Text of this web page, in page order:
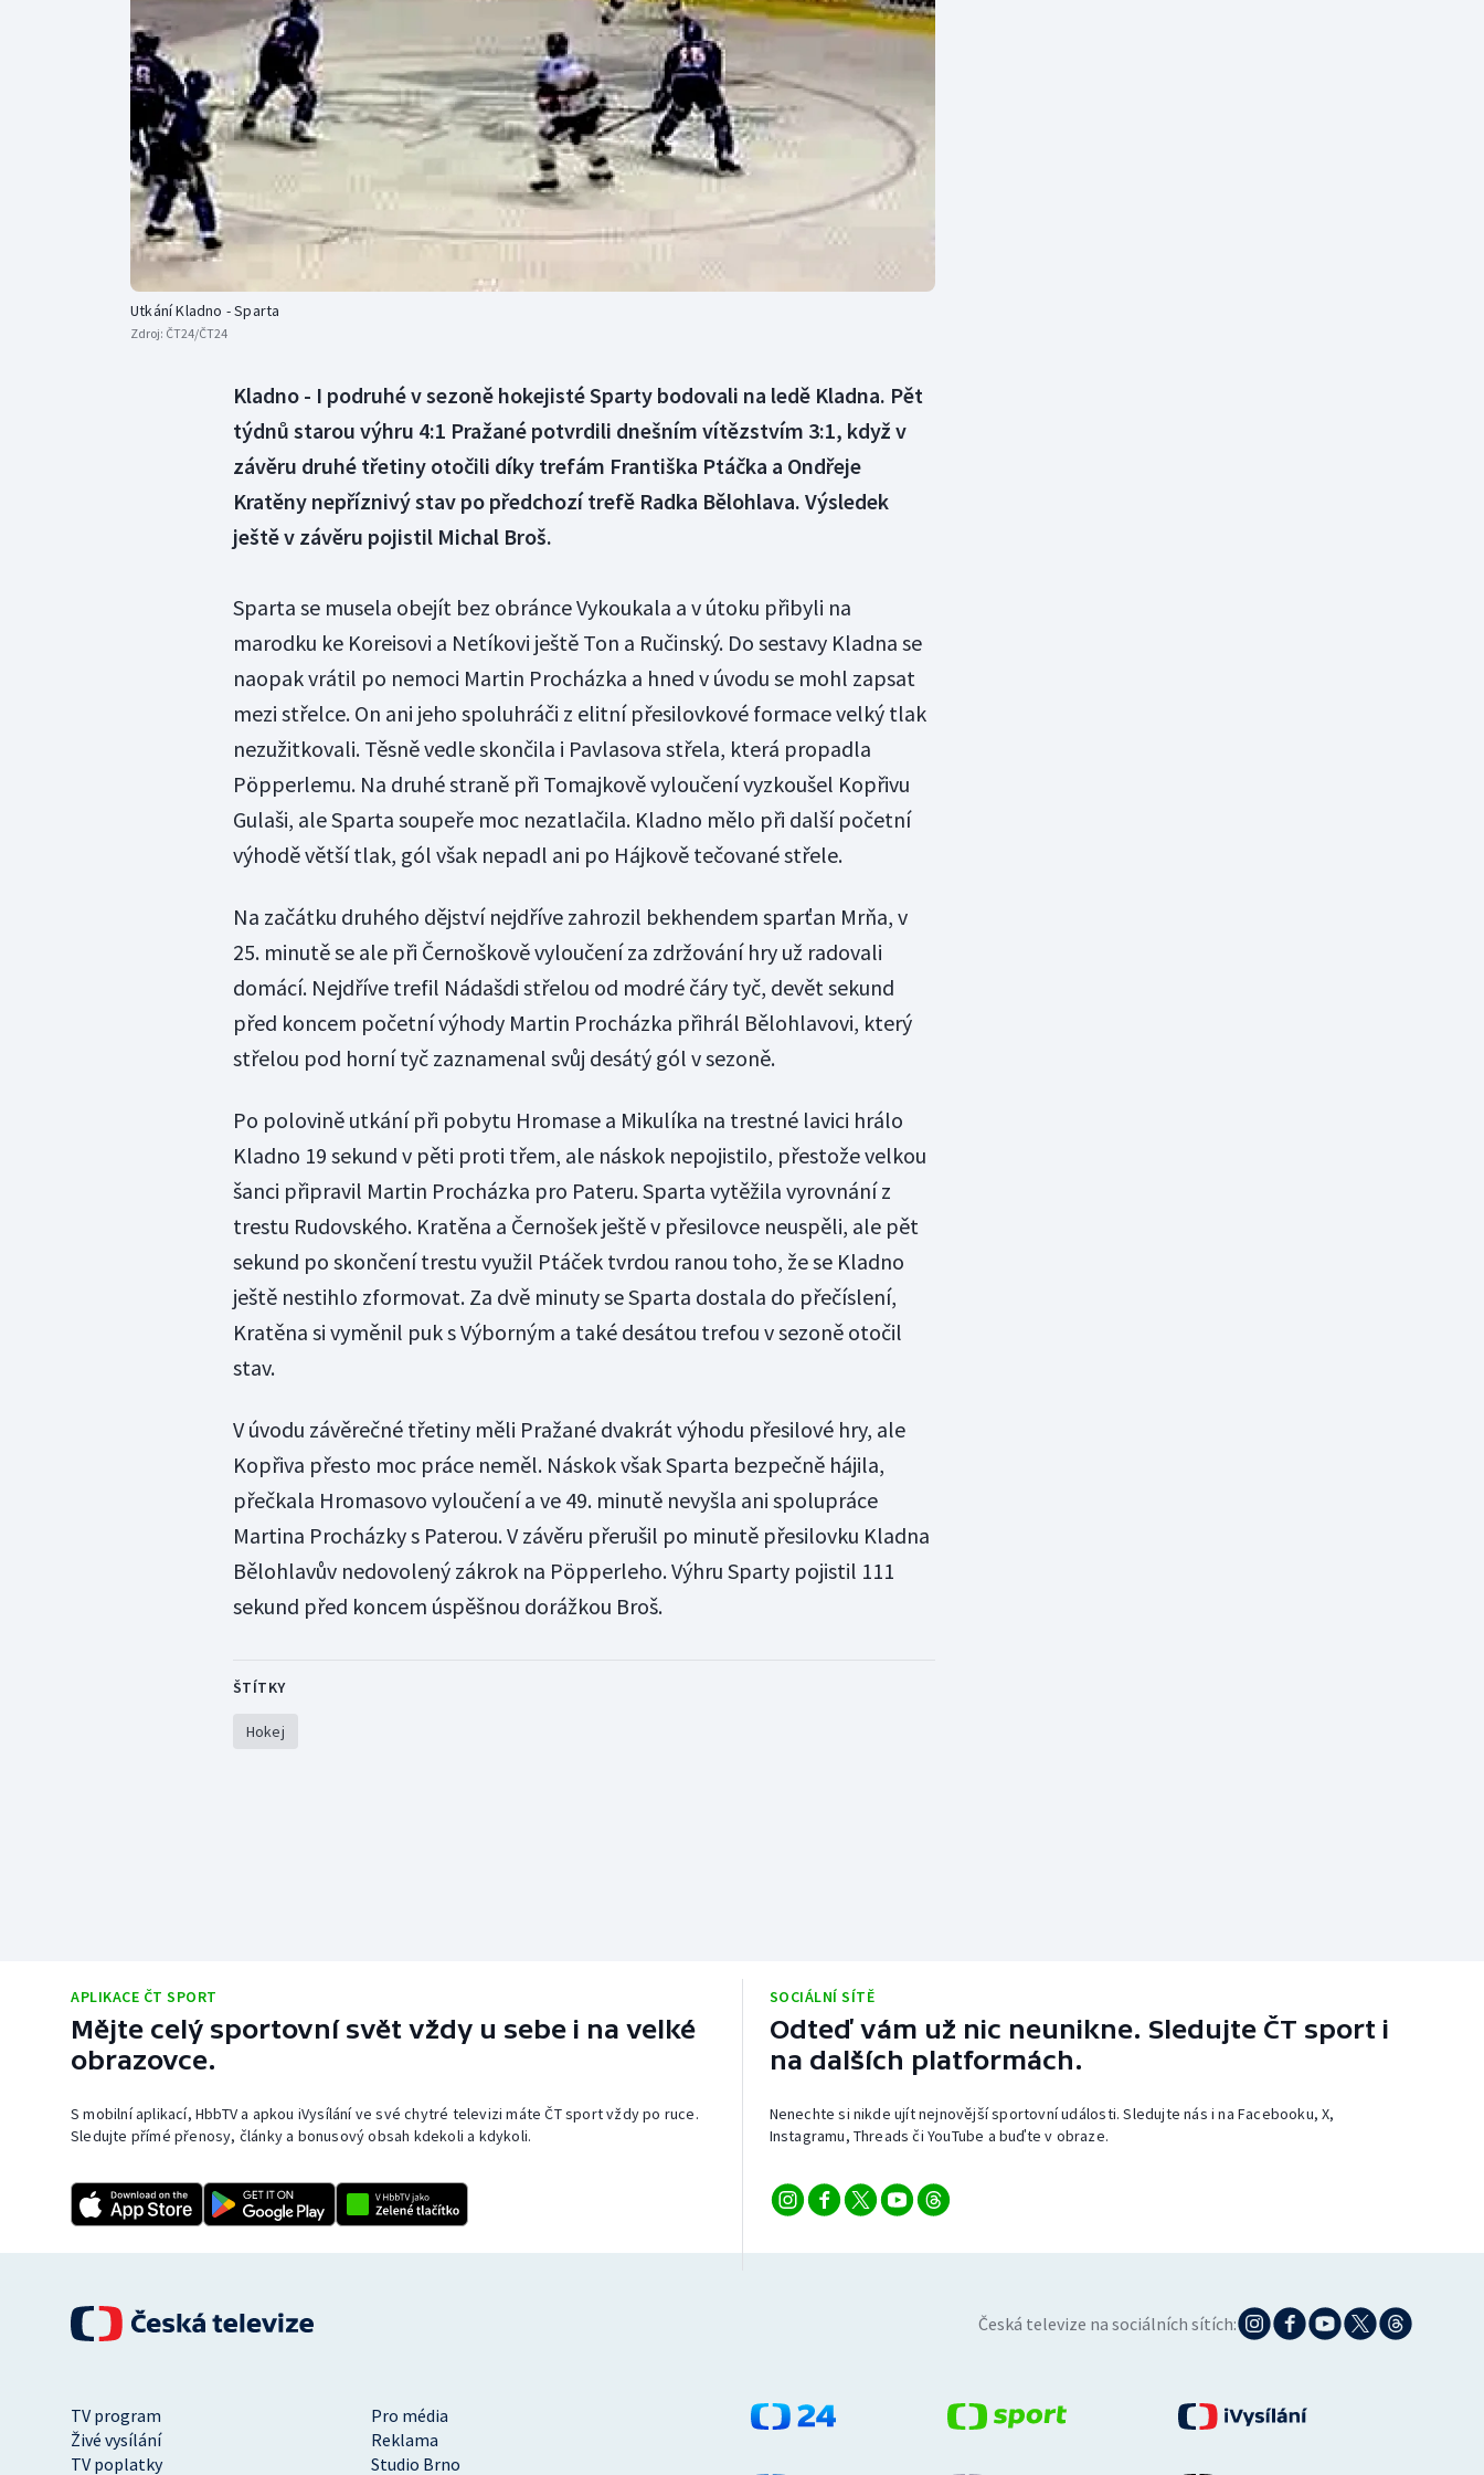
Curling
Dostihy
Florbal
Moderní pětiboj
Motorsport
Olympijské hry
Parasport
Plážový volejbal
Triatlon
Vodní slalom
Ostatní
Utkání Kladno - Sparta
Zdroj: ČT24/ČT24
Kladno - I podruhé v sezoně hokejisté Sparty bodovali na ledě Kladna. Pět
týdnů starou výhru 4:1 Pražané potvrdili dnešním vítězstvím 3:1, když v
závěru druhé třetiny otočili díky trefám Františka Ptáčka a Ondřeje
Kratěny nepříznivý stav po předchozí trefě Radka Bělohlava. Výsledek
ještě v závěru pojistil Michal Broš.
Sparta se musela obejít bez obránce Vykoukala a v útoku přibyli na
marodku ke Koreisovi a Netíkovi ještě Ton a Ručinský. Do sestavy Kladna se
naopak vrátil po nemoci Martin Procházka a hned v úvodu se mohl zapsat
mezi střelce. On ani jeho spoluhráči z elitní přesilovkové formace velký tlak
nezužitkovali. Těsně vedle skončila i Pavlasova střela, která propadla
Pöpperlemu. Na druhé straně při Tomajkově vyloučení vyzkoušel Kopřivu
Gulaši, ale Sparta soupeře moc nezatlačila. Kladno mělo při další početní
výhodě větší tlak, gól však nepadl ani po Hájkově tečované střele.
Na začátku druhého dějství nejdříve zahrozil bekhendem sparťan Mrňa, v
25. minutě se ale při Černoškově vyloučení za zdržování hry už radovali
domácí. Nejdříve trefil Nádašdi střelou od modré čáry tyč, devět sekund
před koncem početní výhody Martin Procházka přihrál Bělohlavovi, který
střelou pod horní tyč zaznamenal svůj desátý gól v sezoně.
Po polovině utkání při pobytu Hromase a Mikulíka na trestné lavici hrálo
Kladno 19 sekund v pěti proti třem, ale náskok nepojistilo, přestože velkou
šanci připravil Martin Procházka pro Pateru. Sparta vytěžila vyrovnání z
trestu Rudovského. Kratěna a Černošek ještě v přesilovce neuspěli, ale pět
sekund po skončení trestu využil Ptáček tvrdou ranou toho, že se Kladno
ještě nestihlo zformovat. Za dvě minuty se Sparta dostala do přečíslení,
Kratěna si vyměnil puk s Výborným a také desátou trefou v sezoně otočil
stav.
V úvodu závěrečné třetiny měli Pražané dvakrát výhodu přesilové hry, ale
Kopřiva přesto moc práce neměl. Náskok však Sparta bezpečně hájila,
přečkala Hromasovo vyloučení a ve 49. minutě nevyšla ani spolupráce
Martina Procházky s Paterou. V závěru přerušil po minutě přesilovku Kladna
Bělohlavův nedovolený zákrok na Pöpperleho. Výhru Sparty pojistil 111
sekund před koncem úspěšnou dorážkou Broš.
ŠTÍTKY
Hokej
APLIKACE ČT SPORT
Mějte celý sportovní svět vždy u sebe i na velké
obrazovce.
S mobilní aplikací, HbbTV a apkou iVysílání ve své chytré televizi máte ČT sport vždy po ruce.
Sledujte přímé přenosy, články a bonusový obsah kdekoli a kdykoli.
SOCIÁLNÍ SÍTĚ
Odteď vám už nic neunikne. Sledujte ČT sport i
na dalších platformách.
Nenechte si nikde ujít nejnovější sportovní události. Sledujte nás i na Facebooku, X,
Instagramu, Threads či YouTube a buďte v obraze.
Česká televize na sociálních sítích:
TV program
Pro média
Živé vysílání
Reklama
TV poplatky
Studio Brno